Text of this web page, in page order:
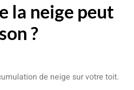
la neige peut
?
de neige sur votre toit.